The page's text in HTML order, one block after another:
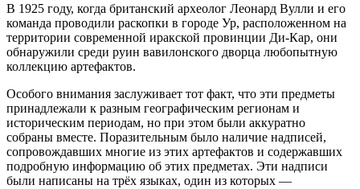
В 1925 году, когда британский археолог Леонард Вулли и его
команда проводили раскопки в городе Ур, расположенном на
территории современной иракской провинции Ди-Кар, они
обнаружили среди руин вавилонского дворца любопытную
коллекцию артефактов.
Особого внимания заслуживает тот факт, что эти предметы
принадлежали к разным географическим регионам и
историческим периодам, но при этом были аккуратно
собраны вместе. Поразительным было наличие надписей,
сопровождавших многие из этих артефактов и содержавших
подробную информацию об этих предметах. Эти надписи
были написаны на трёх языках, один из которых —